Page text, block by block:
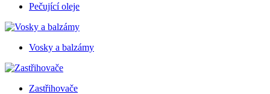
Pečující oleje
Vosky a balzámy
Zastřihovače